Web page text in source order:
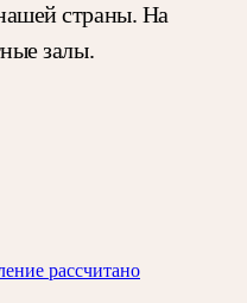
страны. На
залы.
рассчитано